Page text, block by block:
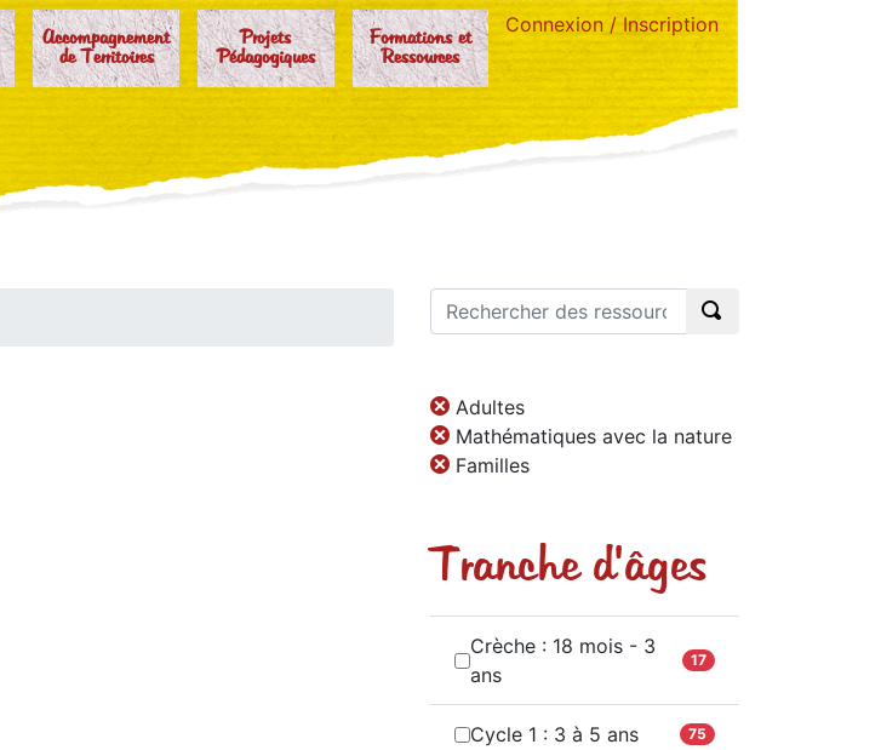
Accompagnement
de Territoires
Projets
Pédagogiques
Formations et
Ressources
Connexion / Inscription
Adultes
Mathématiques avec la nature
Familles
Tranche d'âges
Crèche : 18 mois - 3
ans
17
Cycle 1 : 3 à 5 ans 75